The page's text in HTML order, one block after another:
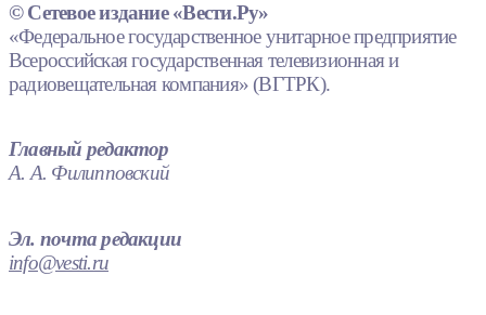
© Сетевое издание «Вести.Ру»
«Федеральное государственное унитарное предприятие
Всероссийская государственная телевизионная и
радиовещательная компания» (ВГТРК).
Главный редактор
А. А. Филипповский
Эл. почта редакции
info@vesti.ru